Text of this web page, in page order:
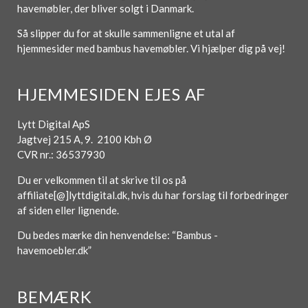
havemøbler, der bliver solgt i Danmark.
Så slipper du for at skulle sammenligne et utal af
hjemmesider med bambus havemøbler. Vi hjælper dig på vej!
HJEMMESIDEN EJES AF
Lytt Digital ApS
Jagtvej 215 A, 9. 2100 Kbh Ø
CVR nr.: 36537930
Du er velkommen til at skrive til os på
affiliate[@]lyttdigital.dk, hvis du har forslag til forbedringer
af siden eller lignende.
Du bedes mærke din henvendelse: “Bambus -
havemoebler.dk”
BEMÆRK